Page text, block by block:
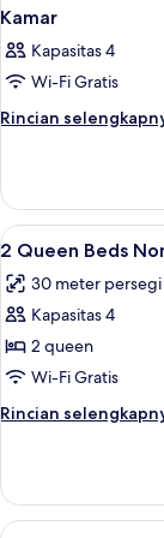
Kamar
Kapasitas 4
Wi-Fi Gratis
Rincian
Rincian
Kamar
Lihat
semua
foto
untuk
2
Queen
Beds
Non
12
2 Queen Beds
30 meter persegi
Kapasitas 4
2 queen
Wi-Fi Gratis
Rincian
Rincian
2
Queen